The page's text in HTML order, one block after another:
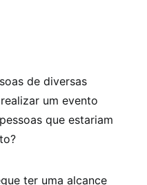
de diversas
um evento
que estariam
ter uma alcance